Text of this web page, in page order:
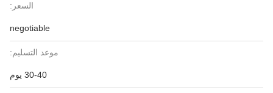
السعر:
negotiable
موعد التسليم:
30-40 يوم